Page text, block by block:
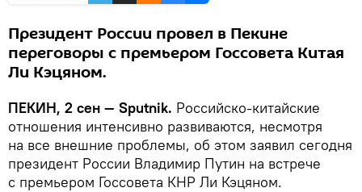
Президент России провел в Пекине
переговоры с премьером Госсовета Китая
Ли Кэцяном.
ПЕКИН, 2 сен — Sputnik. Российско-китайские
отношения интенсивно развиваются, несмотря
на все внешние проблемы, об этом заявил сегодня
президент России Владимир Путин на встрече
с премьером Госсовета КНР Ли Кэцяном.